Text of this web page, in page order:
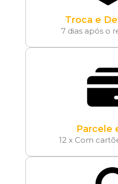
Troca e
7 dias após o
Parcele
12 x Com